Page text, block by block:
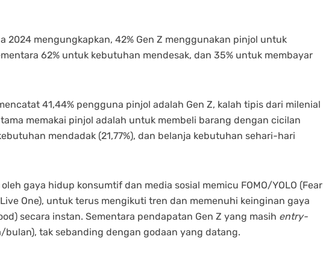
2024 mengungkapkan, 42% Gen Z menggunakan pinjol untuk
62% untuk kebutuhan mendesak, dan 35% untuk membayar
41,44% pengguna pinjol adalah Gen Z, kalah tipis dari milenial
memakai pinjol adalah untuk membeli barang dengan cicilan
mendadak (21,77%), dan belanja kebutuhan sehari-hari
gaya hidup konsumtif dan media sosial memicu FOMO/YOLO (Fear
One), untuk terus mengikuti tren dan memenuhi keinginan gaya
secara instan. Sementara pendapatan Gen Z yang masih entry-
tak sebanding dengan godaan yang datang.